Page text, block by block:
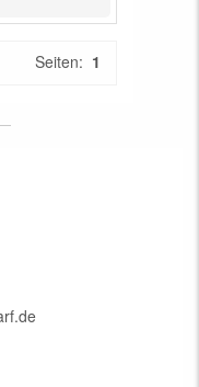
Seiten: 1